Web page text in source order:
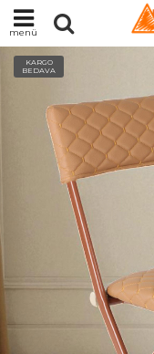
menü
KARGO
BEDAVA